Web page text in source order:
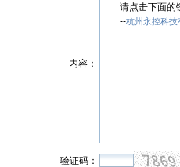
内容：
请点击下面的
--杭州永控科技
验证码：